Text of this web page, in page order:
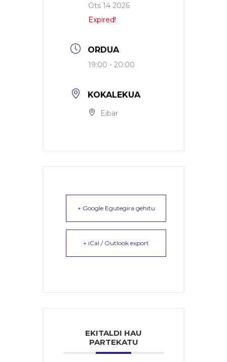
Ots 14 2026
Expired!
ORDUA
19:00 - 20:00
KOKALEKUA
Eibar
+ Google Egutegira gehitu
+ iCal / Outlook export
EKITALDI HAU
PARTEKATU